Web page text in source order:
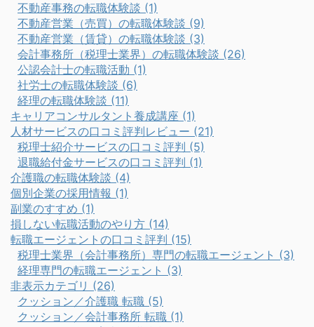
不動産事務の転職体験談 (1)
不動産営業（売買）の転職体験談 (9)
不動産営業（賃貸）の転職体験談 (3)
会計事務所（税理士業界）の転職体験談 (26)
公認会計士の転職活動 (1)
社労士の転職体験談 (6)
経理の転職体験談 (11)
キャリアコンサルタント養成講座 (1)
人材サービスの口コミ評判レビュー (21)
税理士紹介サービスの口コミ評判 (5)
退職給付金サービスの口コミ評判 (1)
介護職の転職体験談 (4)
個別企業の採用情報 (1)
副業のすすめ (1)
損しない転職活動のやり方 (14)
転職エージェントの口コミ評判 (15)
税理士業界（会計事務所）専門の転職エージェント (3)
経理専門の転職エージェント (3)
非表示カテゴリ (26)
クッション／介護職 転職 (5)
クッション／会計事務所 転職 (1)